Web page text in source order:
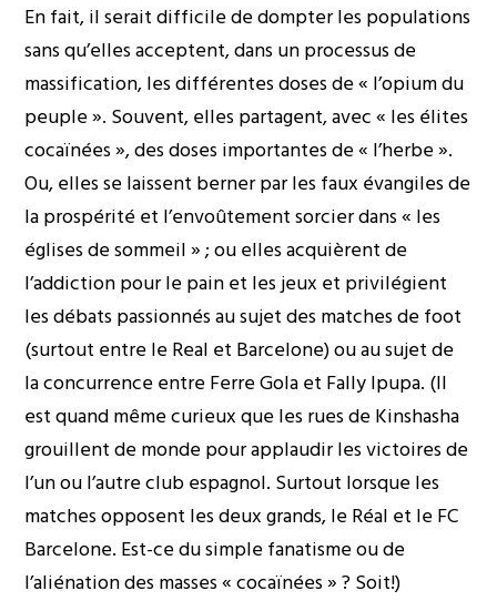
En fait, il serait difficile de dompter les populations
sans qu’elles acceptent, dans un processus de
massification, les différentes doses de « l’opium du
peuple ». Souvent, elles partagent, avec « les élites
cocaïnées », des doses importantes de « l’herbe ».
Ou, elles se laissent berner par les faux évangiles de
la prospérité et l’envoûtement sorcier dans « les
églises de sommeil » ; ou elles acquièrent de
l’addiction pour le pain et les jeux et privilégient
les débats passionnés au sujet des matches de foot
(surtout entre le Real et Barcelone) ou au sujet de
la concurrence entre Ferre Gola et Fally Ipupa. (Il
est quand même curieux que les rues de Kinshasha
grouillent de monde pour applaudir les victoires de
l’un ou l’autre club espagnol. Surtout lorsque les
matches opposent les deux grands, le Réal et le FC
Barcelone. Est-ce du simple fanatisme ou de
l’aliénation des masses « cocaïnées » ? Soit!)